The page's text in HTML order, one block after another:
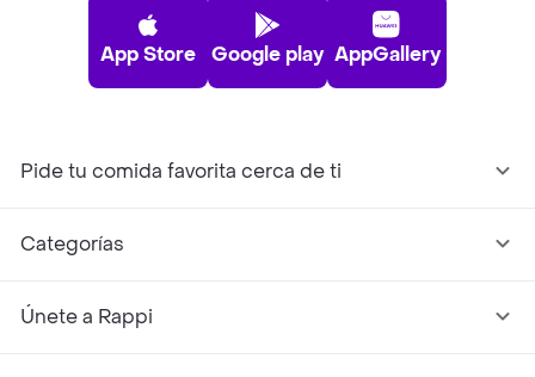
App Store Google play AppGallery
Pide tu comida favorita cerca de ti
Categorías
Únete a Rappi